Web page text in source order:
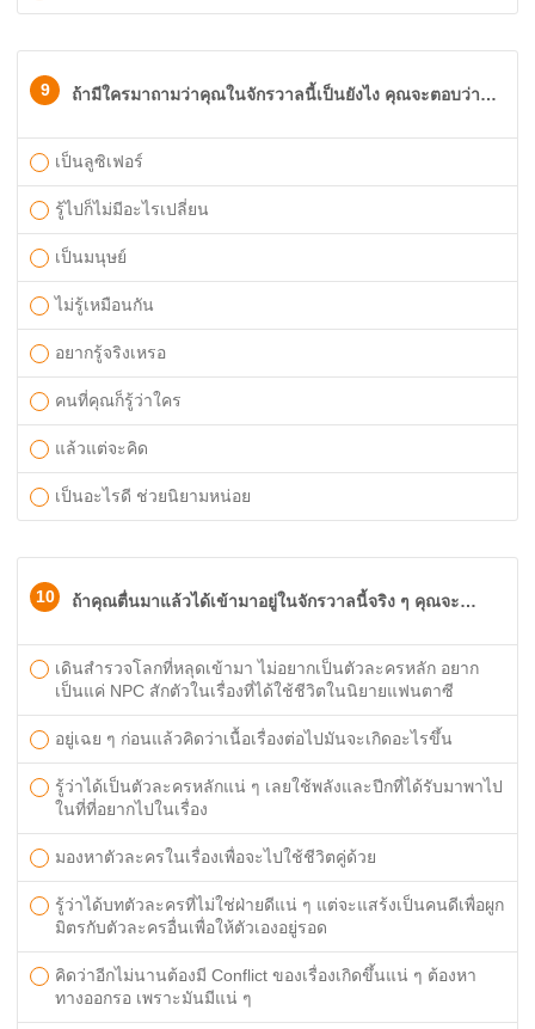
9 ถ้ามีใครมาถามว่าคุณในจักรวาลนี้เป็นยังไง คุณจะตอบว่า…
เป็นลูซิเฟอร์
รู้ไปก็ไม่มีอะไรเปลี่ยน
เป็นมนุษย์
ไม่รู้เหมือนกัน
อยากรู้จริงเหรอ
คนที่คุณก็รู้ว่าใคร
แล้วแต่จะคิด
เป็นอะไรดี ช่วยนิยามหน่อย
10 ถ้าคุณตื่นมาแล้วได้เข้ามาอยู่ในจักรวาลนี้จริง ๆ คุณจะ…
เดินสำรวจโลกที่หลุดเข้ามา ไม่อยากเป็นตัวละครหลัก อยาก
เป็นแค่ NPC สักตัวในเรื่องที่ได้ใช้ชีวิตในนิยายแฟนตาซี
อยู่เฉย ๆ ก่อนแล้วคิดว่าเนื้อเรื่องต่อไปมันจะเกิดอะไรขึ้น
รู้ว่าได้เป็นตัวละครหลักแน่ ๆ เลยใช้พลังและปีกที่ได้รับมาพาไป
ในที่ที่อยากไปในเรื่อง
มองหาตัวละครในเรื่องเพื่อจะไปใช้ชีวิตคู่ด้วย
รู้ว่าได้บทตัวละครที่ไม่ใช่ฝ่ายดีแน่ ๆ แต่จะแสร้งเป็นคนดีเพื่อผูก
มิตรกับตัวละครอื่นเพื่อให้ตัวเองอยู่รอด
คิดว่าอีกไม่นานต้องมี Conflict ของเรื่องเกิดขึ้นแน่ ๆ ต้องหา
ทางออกรอ เพราะมันมีแน่ ๆ